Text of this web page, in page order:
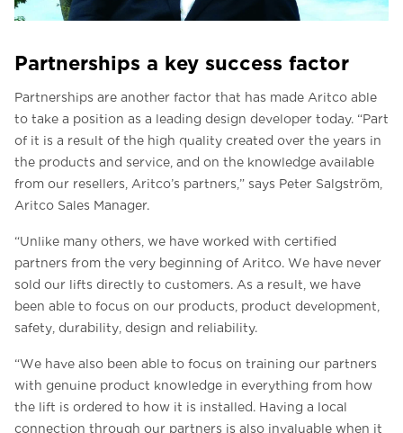
Partnerships a key success factor
Partnerships are another factor that has made Aritco able
to take a position as a leading design developer today. “Part
of it is a result of the high quality created over the years in
the products and service, and on the knowledge available
from our resellers, Aritco’s partners,” says Peter Salgström,
Aritco Sales Manager.
“Unlike many others, we have worked with certified
partners from the very beginning of Aritco. We have never
sold our lifts directly to customers. As a result, we have
been able to focus on our products, product development,
safety, durability, design and reliability.
“We have also been able to focus on training our partners
with genuine product knowledge in everything from how
the lift is ordered to how it is installed. Having a local
connection through our partners is also invaluable when it